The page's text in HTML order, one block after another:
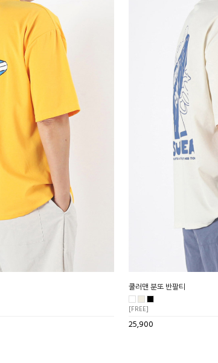
쿨러맨 분또 반팔티
[FREE]
25,900